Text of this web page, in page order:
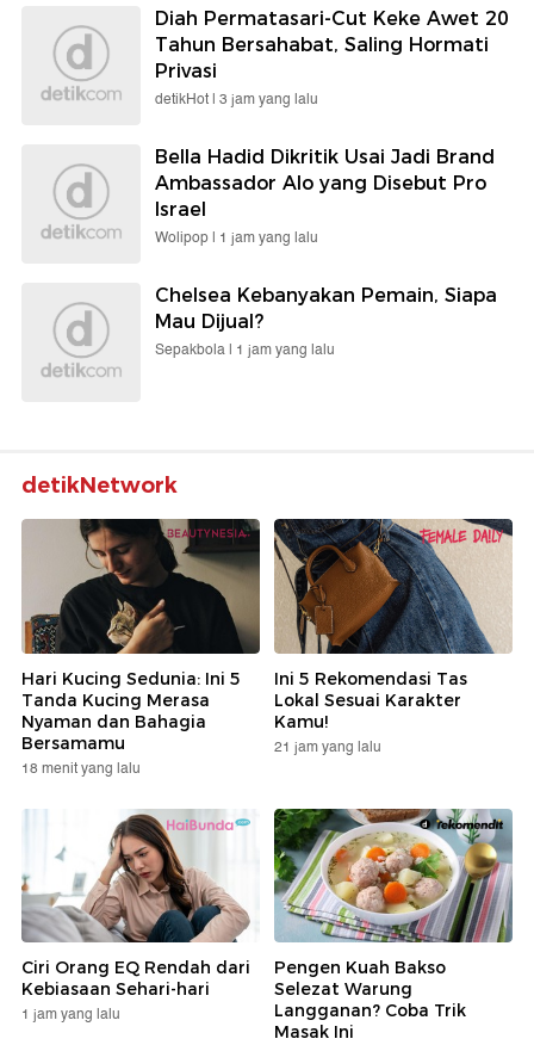
Diah Permatasari-Cut Keke Awet 20
Tahun Bersahabat, Saling Hormati
Privasi
detikHot | 3 jam yang lalu
Bella Hadid Dikritik Usai Jadi Brand
Ambassador Alo yang Disebut Pro
Israel
Wolipop | 1 jam yang lalu
Chelsea Kebanyakan Pemain, Siapa
Mau Dijual?
Sepakbola | 1 jam yang lalu
detikNetwork
Hari Kucing Sedunia: Ini 5
Tanda Kucing Merasa
Nyaman dan Bahagia
Bersamamu
18 menit yang lalu
Ini 5 Rekomendasi Tas
Lokal Sesuai Karakter
Kamu!
21 jam yang lalu
Ciri Orang EQ Rendah dari
Kebiasaan Sehari-hari
1 jam yang lalu
Pengen Kuah Bakso
Selezat Warung
Langganan? Coba Trik
Masak Ini